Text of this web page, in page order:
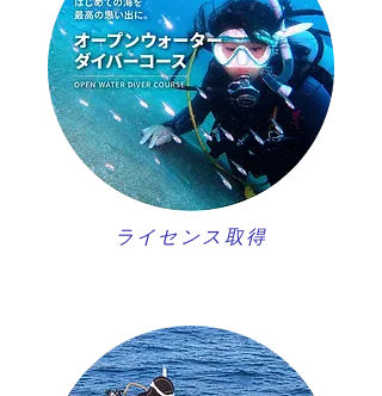
ライセンス取得